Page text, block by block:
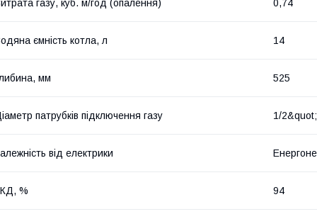
газу, куб. м/год (опалення) 0,74
ємність котла, л 14
мм 525
патрубків підключення газу 1/2&quot;
від електрики
% 94